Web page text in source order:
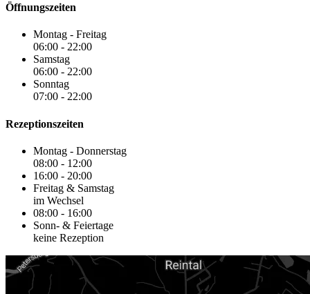
Öffnungszeiten
Montag - Freitag
06:00 - 22:00
Samstag
06:00 - 22:00
Sonntag
07:00 - 22:00
Rezeptionszeiten
Montag - Donnerstag
08:00 - 12:00
16:00 - 20:00
Freitag & Samstag
im Wechsel
08:00 - 16:00
Sonn- & Feiertage
keine Rezeption